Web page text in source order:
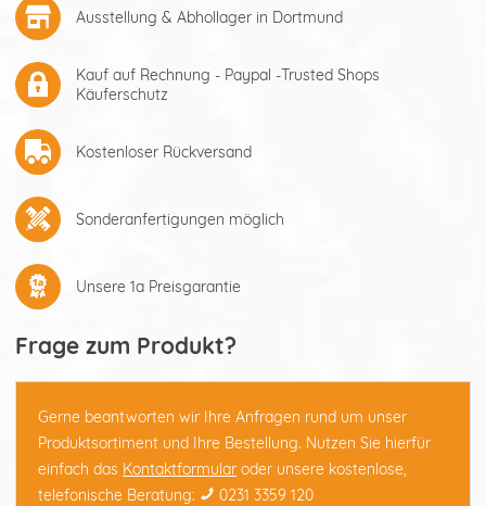
Ausstellung & Abhollager in Dortmund
Kauf auf Rechnung - Paypal -Trusted Shops
Käuferschutz
Kostenloser Rückversand
Sonderanfertigungen möglich
Unsere 1a Preisgarantie
Frage zum Produkt?
Gerne beantworten wir Ihre Anfragen rund um unser
Produktsortiment und Ihre Bestellung. Nutzen Sie hierfür
einfach das Kontaktformular oder unsere kostenlose,
telefonische Beratung:
0231 3359 120